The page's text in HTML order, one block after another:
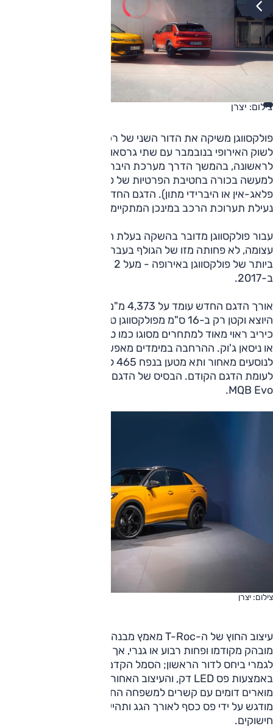
צילום: יצרן
לשוק האירופי בנובמבר עם שתי גרסאות היברידיות קלות, ויציג
לראשונה, בהמשך הדרך מערכת היברידית מלאה של המותג –
למעשה בכורה בחטיבת הפרטיות של פולקסווגן (עד כה רק רכבי
פלאג-אין או היברידי מתון). הדגם החדש יהיה זמין באירופה עם
נעילת תערוכת הרכב במינכן המתקיימת בספטמבר.
עבור פולקסווגן מדובר בהשקה בעלת חשיבות אסטרטגית
עצומה, לא פחותה מזו של הגולף בעבר, שכן הוא הרכב הנמכר
ב-2017.
היוצא וקטן רק ב-16 ס"מ מפולקסווגן טיגואן, מה שמציב אותו
או ניסאן ג'וק. ההרחבה במימדים מאפשרת שטח מחייה נוסף
לעומת הדגם הקודם. הבסיס של הדגם החדש הוא פלטפורמת
MQB Evo.
צילום: יצרן
עיצוב החוץ של ה-T-Roc מאמץ מבנה דמוי קופה מעט יותר
מובהק מקודמו ופחות רבוע או גנרי, אך הנוסח הכללי שונה כמעט
לגמרי ביחס לדור הראשון; הסמל הקדמי מואר ומחובר לפנסים
באמצעות פס LED דק, והעיצוב האחורי משחזר אלמנטים
מוארים דומים עם קשרים למשפחה החשמלית. פרופיל הצד
מודגש על ידי פס כסף לאורך הגג ותהיינה אפשרויות מעניינות של
חישוקים.